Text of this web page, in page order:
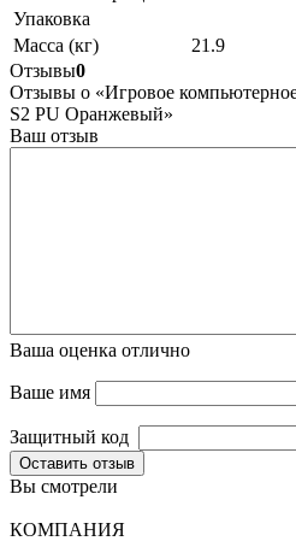
Упаковка
Масса (кг)
21.9
Отзывы0
Отзывы о «Игровое
S2 PU Оранжевый»
Ваш отзыв
Ваша оценка отлично
Ваше имя
Защитный код
Оставить отзыв
Вы смотрели
КОМПАНИЯ